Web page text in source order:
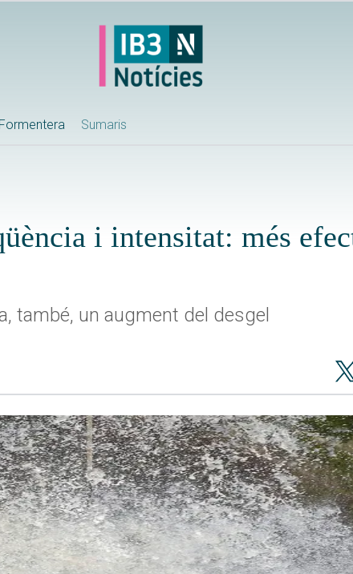
Formentera Sumaris
i intensitat: més
també, un augment del desgel